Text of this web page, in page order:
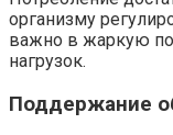
организму
важно в жаркую
нагрузок.
Поддержание